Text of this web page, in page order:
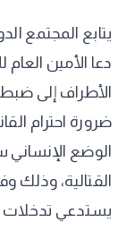
يتابع المجتمع
دعا الأمين
الأطراف إلى
ضرورة احترام
الوضع الإنساني
القتالية، وذلك
يستدعي تدخلات